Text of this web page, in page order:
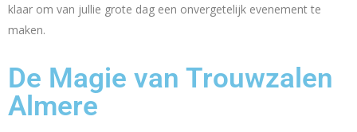
klaar om van jullie grote dag een onvergetelijk evenement te
maken.
De Magie van Trouwzalen
Almere